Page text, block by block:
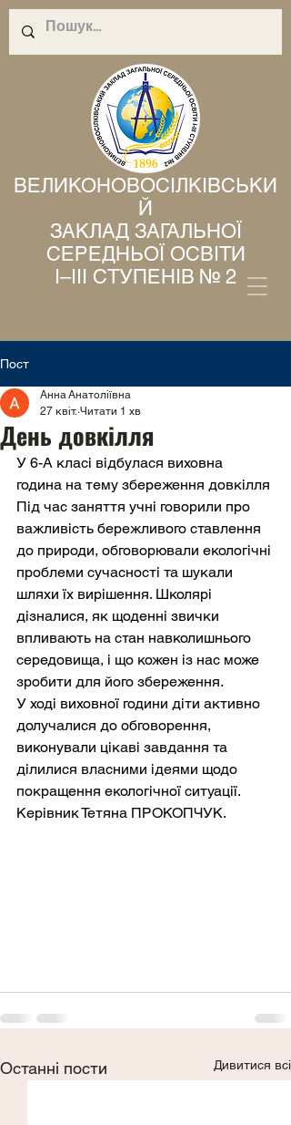
ВЕЛИКОНОВОСІЛКІВСЬКИ
Й
ЗАКЛАД ЗАГАЛЬНОЇ
СЕРЕДНЬОЇ ОСВІТИ
І–ІІІ СТУПЕНІВ № 2
Пост
День довкілля
Анна Анатоліївна
27 квіт. Читати 1 хв
У 6-А класі відбулася виховна
година на тему збереження довкілля
Під час заняття учні говорили про
важливість бережливого ставлення
до природи, обговорювали екологічні
проблеми сучасності та шукали
шляхи їх вирішення. Школярі
дізналися, як щоденні звички
впливають на стан навколишнього
середовища, і що кожен із нас може
зробити для його збереження.
У ході виховної години діти активно
долучалися до обговорення,
виконували цікаві завдання та
ділилися власними ідеями щодо
покращення екологічної ситуації.
Керівник Тетяна ПРОКОПЧУК.
Останні пости Дивитися всі